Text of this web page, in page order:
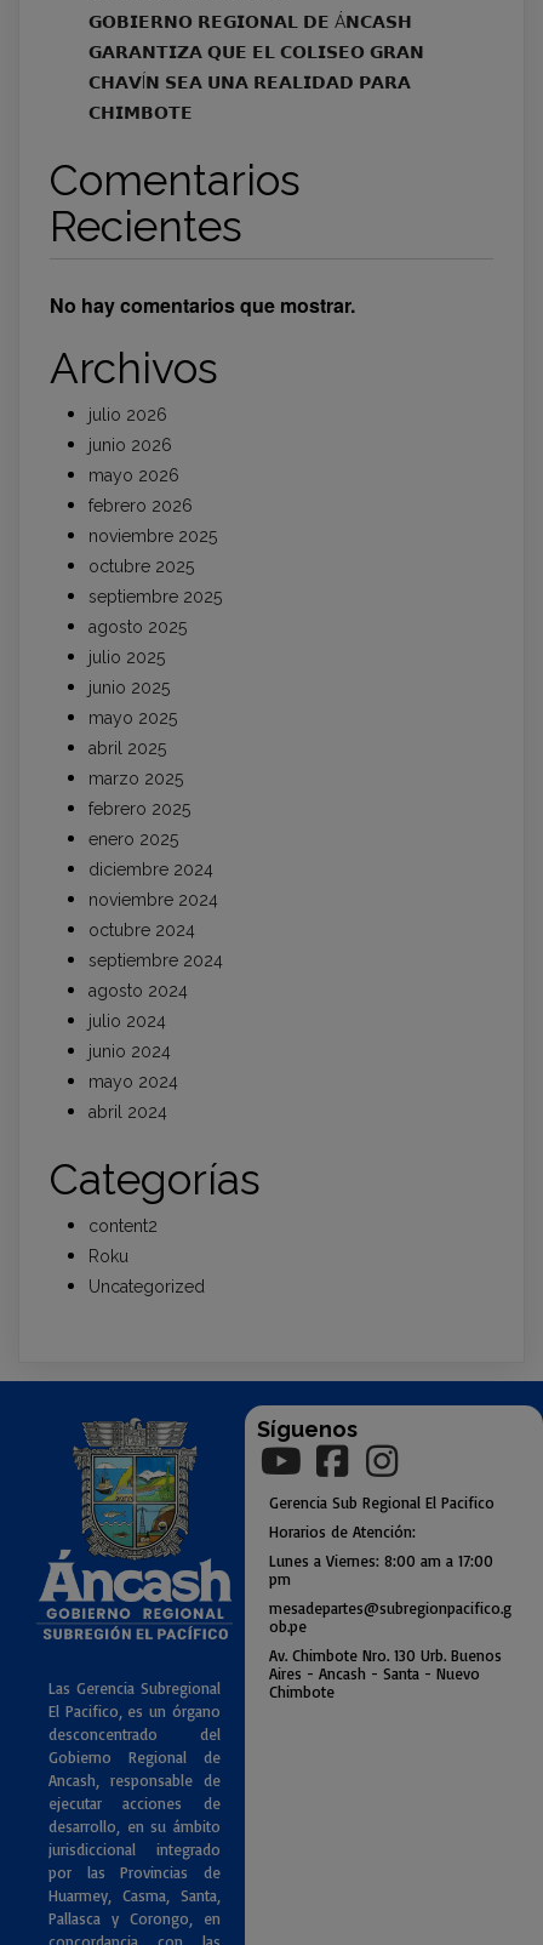
𝗚𝗢𝗕𝗜𝗘𝗥𝗡𝗢 𝗥𝗘𝗚𝗜𝗢𝗡𝗔𝗟 𝗗𝗘 Á𝗡𝗖𝗔𝗦𝗛
𝗚𝗔𝗥𝗔𝗡𝗧𝗜𝗭𝗔 𝗤𝗨𝗘 𝗘𝗟 𝗖𝗢𝗟𝗜𝗦𝗘𝗢 𝗚𝗥𝗔𝗡
𝗖𝗛𝗔𝗩Í𝗡 𝗦𝗘𝗔 𝗨𝗡𝗔 𝗥𝗘𝗔𝗟𝗜𝗗𝗔𝗗 𝗣𝗔𝗥𝗔
𝗖𝗛𝗜𝗠𝗕𝗢𝗧𝗘
Comentarios
Recientes
No hay comentarios que mostrar.
Archivos
julio 2026
junio 2026
mayo 2026
febrero 2026
noviembre 2025
octubre 2025
septiembre 2025
agosto 2025
julio 2025
junio 2025
mayo 2025
abril 2025
marzo 2025
febrero 2025
enero 2025
diciembre 2024
noviembre 2024
octubre 2024
septiembre 2024
agosto 2024
julio 2024
junio 2024
mayo 2024
abril 2024
Categorías
content2
Roku
Uncategorized
Las Gerencia Subregional
El Pacifico, es un órgano
desconcentrado del
Gobierno Regional de
Ancash, responsable de
ejecutar acciones de
desarrollo, en su ámbito
jurisdiccional integrado
por las Provincias de
Huarmey, Casma, Santa,
Pallasca y Corongo, en
concordancia con las
Síguenos
Gerencia Sub Regional El Pacifico
Horarios de Atención:
Lunes a Viernes: 8:00 am a 17:00
pm
mesadepartes@subregionpacifico.g
ob.pe
Av. Chimbote Nro. 130 Urb. Buenos
Aires - Ancash - Santa - Nuevo
Chimbote